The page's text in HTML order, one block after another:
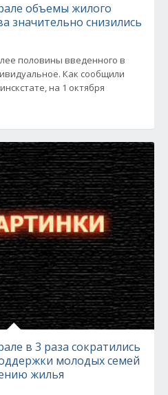
объемы жилого
значительно снизились
половины введенного в
Как сообщили
на 1 октября
в 3 раза сократились
молодых семей
жилья